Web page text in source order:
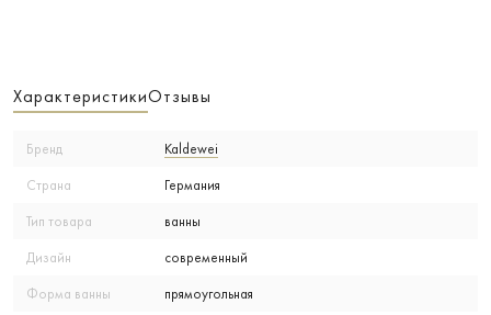
ХарактеристикиОтзывы
Бренд Kaldewei
Страна Германия
Тип товара ванны
Дизайн современный
Форма ванны прямоугольная